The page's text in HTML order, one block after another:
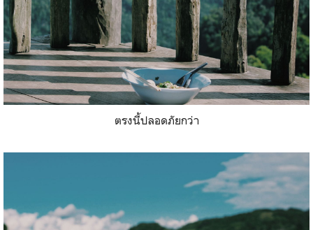
ตรงนี้ปลอดภัยกว่า